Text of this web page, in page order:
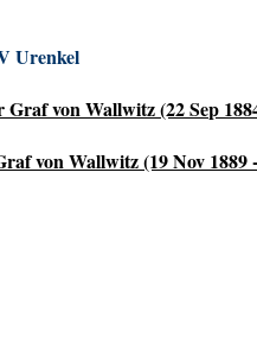
Urenkel
Graf von Wallwitz (22 Sep
von Wallwitz (19 Nov 1889